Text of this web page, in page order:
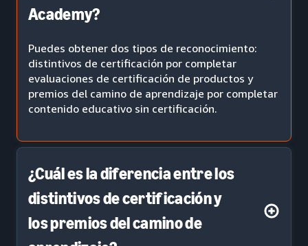
Academy?
Puedes obtener dos tipos de reconocimiento:
distintivos de certificación por completar
evaluaciones de certificación de productos y
premios del camino de aprendizaje por completar
contenido educativo sin certificación.
¿Cuál es la diferencia entre los
distintivos de certificación y
los premios del camino de